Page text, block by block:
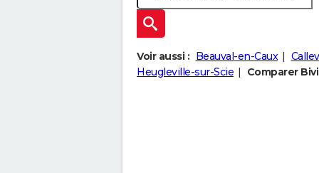
Voir aussi : Beauval-en-Caux
Heugleville-sur-Scie
Comparer